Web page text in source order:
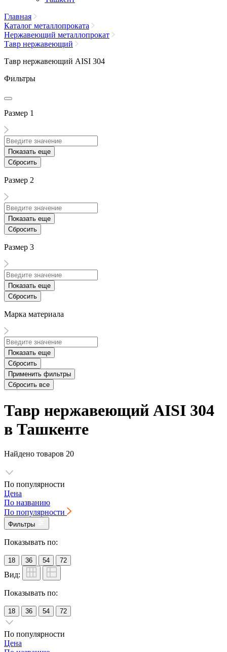
Главная
Каталог металлопроката
Нержавеющий металлопрокат
Тавр нержавеющий
Тавр нержавеющий AISI 304
Фильтры
Размер 1
Показать еще
Сбросить
Размер 2
Показать еще
Сбросить
Размер 3
Показать еще
Сбросить
Марка материала
Показать еще
Сбросить
Применить фильтры
Сбросить все
Тавр нержавеющий AISI 304
в Ташкенте
Найдено товаров 20
По популярности
Цена
По названию
По популярности
Фильтры
Показывать по:
18 36 54 72
Вид:
Показывать по:
18 36 54 72
По популярности
Цена